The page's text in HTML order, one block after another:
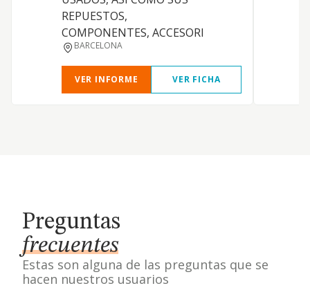
REPUESTOS,
COMPONENTES, ACCESORI
BARCELONA
VER INFORME VER FICHA
Preguntas
frecuentes
Estas son alguna de las preguntas que se
hacen nuestros usuarios